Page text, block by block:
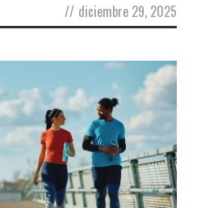
// diciembre 29, 2025